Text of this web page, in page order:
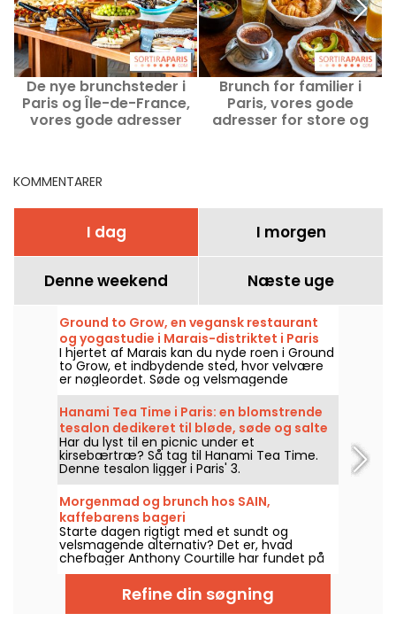
De nye brunchsteder i
Paris og Île-de-France,
vores gode adresser
Brunch for familier i
Paris, vores gode
adresser for store og
KOMMENTARER
I dag I morgen
Denne weekend Næste uge
Ground to Grow, en vegansk restaurant
og yogastudie i Marais-distriktet i Paris
I hjertet af Marais kan du nyde roen i Ground
to Grow, et indbydende sted, hvor velvære
er nøgleordet. Søde og velsmagende
veganske retter og yogatimer er på
menuen, så du kan blive i zen!
Hanami Tea Time i Paris: en blomstrende
tesalon dedikeret til bløde, søde og salte
pandekager
Har du lyst til en picnic under et
kirsebærtræ? Så tag til Hanami Tea Time.
Denne tesalon ligger i Paris' 3.
arrondissement og byder på en
velsmagende gourmetpause i
ultrablomstrende omgivelser. Hvad er der på
menuen? De uundgåelige søde og salte
fluffy pandekager, ledsaget af en række
eksotiske gourmetdrikke.
Morgenmad og brunch hos SAIN,
kaffebarens bageri
Starte dagen rigtigt med et sundt og
velsmagende alternativ? Det er, hvad
chefbager Anthony Courtille har fundet på
hos SAIN. Superfriske økologiske råvarer,
letfordøjelige gamle meltyper og uraffineret
sukker - der er nok at friste sig til. Om
søndagen er der brunch, hvor du kan
Refine din søgning